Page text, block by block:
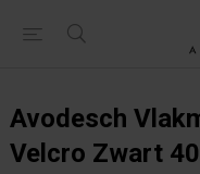
Avodesch
Velcro Zwart